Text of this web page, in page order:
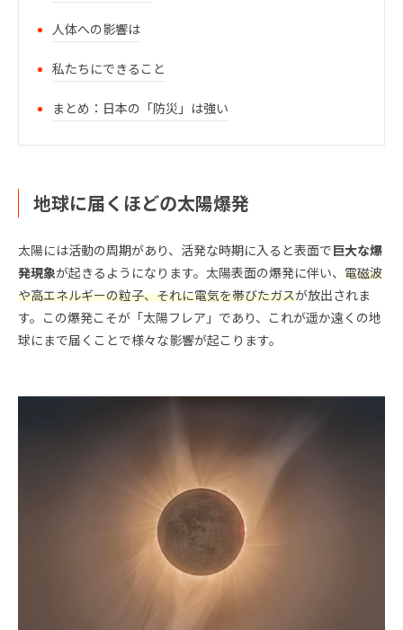
人体への影響は
私たちにできること
まとめ：日本の「防災」は強い
地球に届くほどの太陽爆発
太陽には活動の周期があり、活発な時期に入ると表面で巨大な爆
発現象が起きるようになります。太陽表面の爆発に伴い、 電磁波
や高エネルギーの粒子、それに電気を帯びたガスが放出されま
す。この爆発こそが「太陽フレア」であり、これが遥か遠くの地
球にまで届くことで様々な影響が起こります。